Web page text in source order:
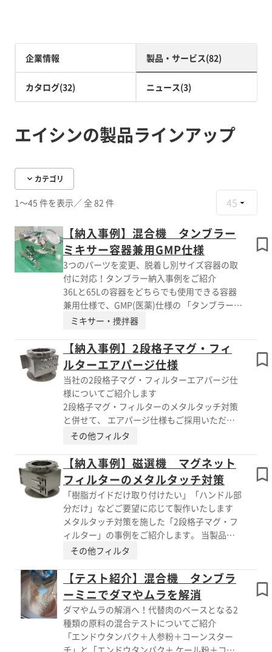
企業情報 製品・サービス(82)
カタログ(32) ニュース(3)
エイシンの製品ラインアップ
カテゴリ
1～45 件を表示／ 全 82 件 45
【納入事例】混合機 タンブラー
ミキサー容器兼用GMP仕様
3つのパーツを変更、脱着し別サイズ容器の取
付に対応！タンブラー納入事例をご紹介
36Lと65Lの容器をどちらでも使用できる容器
兼用仕様で、GMP(医薬)仕様の 「タンブラーミ
キサー」を納入させていただきました。 お打
おりません。 “胴回りのパーツ”“底板のパー
ツ”“容器の取っ手部分”のパーツを 変更、脱着
することにより別サイズ容器の取付に対応しま
す。 今回はGMP仕様だったため、適した材質
で対応しています。 【事例概要】 ■納入製
品：タンブラーミキサー ■特長 ・容器兼用
仕様 ・GMP(医薬)仕様 ・適した材質で対
応 ※詳しくはPDF資料をご覧いただくか、お気
軽にお問い合わせ下さい。
ミキサー・攪拌器
【納入事例】2段格子マグ・フィ
ルターエアパージ仕様
当社の2段格子マグ・フィルターエアパージ仕
様についてご紹介します
2段格子マグ・フィルターのメタルタッチ対策
と併せて、 エアパージ仕様もご採用いただき
ました。 当製品は、マグネットに積もった粉
ら、お気軽にお問い合わせください。 ※詳し
くはPDF資料をご覧いただくか、お気軽にお問
い合わせ下さい。
その他フィルタ
【納入事例】磁選機 マグネット
フィルターのメタルタッチ対策
「樹脂ガイドだけ取り付けたい」「ハンドル部
分だけ」などご要望に応じて製作いたします
メタルタッチ対策を施した「2段格子マグ・フ
ィルター」の事例をご紹介します。 当製品は
マグネットの脱着で、ステンレスが擦れること
に樹脂ガイドを取り付けました。 また、クリ
ーンルーム用のメタルタッチ対策の蝶番とハン
ドルを採用。 ケースの外側ではありますが、
摺動部があるため、お客様よりご要望を いた
だき設計しました。 どこまで必要かは業界に
よると思いますので、「樹脂ガイドだけ取り付
その他フィルタ
【テスト紹介】混合機 タンブラ
ーミニでダマやムラを解消
ダマやムラの解消へ！代替肉のベースとなる2
種類の原料の混合テストについてご紹介
「エンドウタンパク＋人参粉＋コーンスター
チ」と「エンドウタンパク＋ ケール粉＋コー